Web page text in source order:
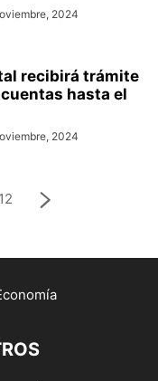
2024
recibirá trámite
hasta el
2024